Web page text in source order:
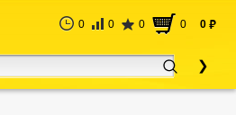
0 0 0 0 0 руб